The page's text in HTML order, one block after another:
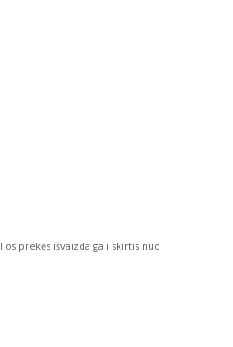
prekės išvaizda gali skirtis nuo